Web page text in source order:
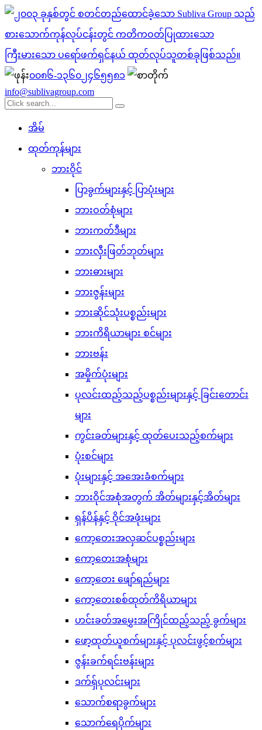
၀၀၈၆-၁၃၆၀၂၄၆၅၅၈၁
info@sublivagroup.com
အိမ်
ထုတ်ကုန်များ
ဘားဝိုင်
ပြာခွက်များနှင့် ပြာပုံးများ
ဘားဝတ်စုံများ
ဘားကတ်ဒီများ
ဘားလှီးဖြတ်ဘုတ်များ
ဘားဓားများ
ဘားဇွန်းများ
ဘားဆိုင်သုံးပစ္စည်းများ
ဘားကိရိယာများ စင်များ
ဘားဗန်း
အမှိုက်ပုံးများ
ပုလင်းထည့်သည့်ပစ္စည်းများနှင့် ခြင်းတောင်း
များ
ကွင်းခတ်များနှင့် ထုတ်ပေးသည့်စက်များ
ပုံးစင်များ
ပုံးများနှင့် အအေးခံစက်များ
ဘားဝိုင်အစုံအတွက် အိတ်များနှင့်အိတ်များ
ရှန်ပိန်နှင့် ဝိုင်အဖုံးများ
ကော့တေးအလှဆင်ပစ္စည်းများ
ကော့တေးအစုံများ
ကော့တေး ဖျော်ရည်များ
ကော့တေးစစ်ထုတ်ကိရိယာများ
ဟင်းခတ်အမွှေးအကြိုင်ထည့်သည့် ခွက်များ
ဖော့ထုတ်ယူစက်များနှင့် ပုလင်းဖွင့်စက်များ
ဇွန်းခက်ရင်းဗန်းများ
ဒက်ရှ်ပုလင်းများ
သောက်စရာခွက်များ
သောက်ရေပိုက်များ